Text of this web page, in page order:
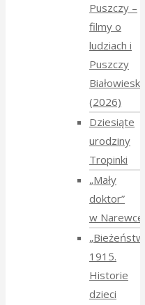
Puszczy –
filmy o
ludziach i
Puszczy
Białowieskiej
(2026)
Dziesiąte
urodziny
Tropinki
„Mały
doktor”
w Narewce
„Bieżeństwo
1915.
Historie
dzieci